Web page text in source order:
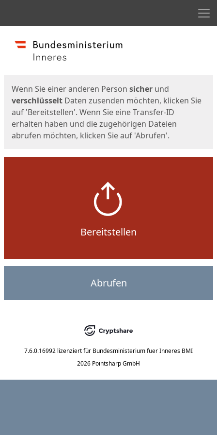
Start
Wenn Sie einer anderen Person sicher und
verschlüsselt Daten zusenden möchten, klicken Sie
auf 'Bereitstellen'. Wenn Sie eine Transfer-ID
erhalten haben und die zugehörigen Dateien
abrufen möchten, klicken Sie auf 'Abrufen'.
Bereitstellen
Abrufen
7.6.0.16992 lizenziert für Bundesministerium fuer Inneres BMI
2026 Pointsharp GmbH